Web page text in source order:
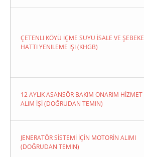
ÇETENLI KÖYÜ İÇME SUYU İSALE VE ŞEBEKE
HATTI YENILEME İŞI (KHGB)
12 AYLIK ASANSÖR BAKIM ONARIM HİZMET
ALIM İŞİ (DOĞRUDAN TEMIN)
JENERATÖR SİSTEMİ İÇİN MOTORİN ALIMI
(DOĞRUDAN TEMIN)